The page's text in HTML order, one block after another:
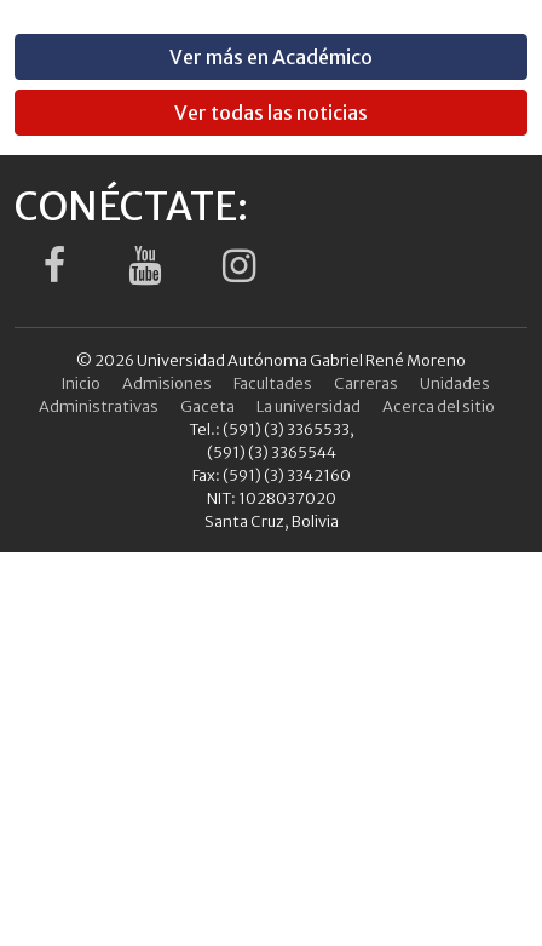
Ver más en Académico
Ver todas las noticias
CONÉCTATE:
© 2026 Universidad Autónoma Gabriel René Moreno
Inicio
Admisiones Facultades Carreras
Unidades
Administrativas
Gaceta La universidad
Acerca del sitio
Tel.: (591) (3) 3365533,
(591) (3) 3365544
Fax: (591) (3) 3342160
NIT: 1028037020
Santa Cruz, Bolivia